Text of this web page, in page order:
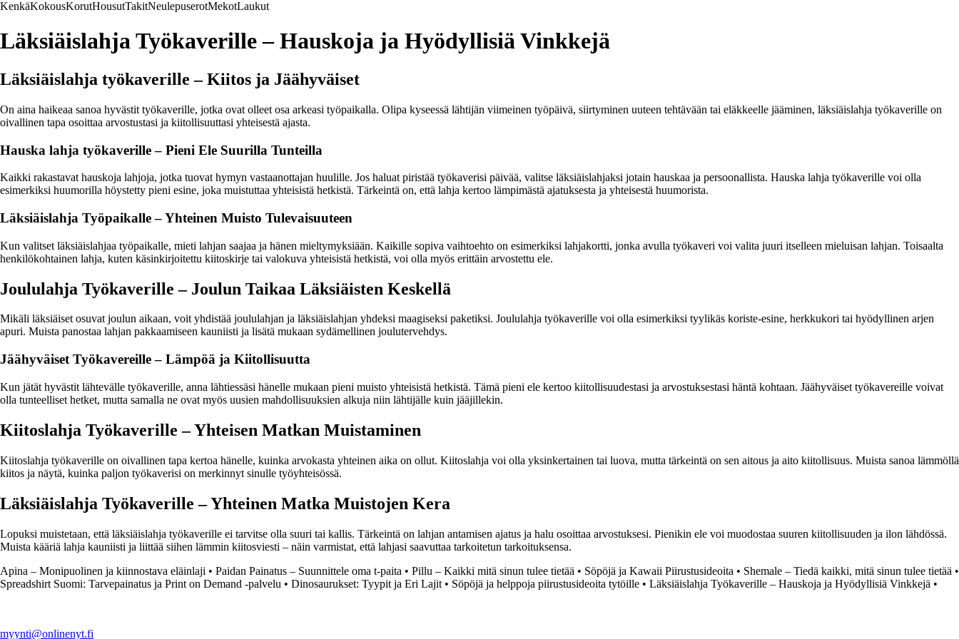
KenkäKokousKorutHousutTakitNeulepuserotMekotLaukut
Läksiäislahja Työkaverille – Hauskoja ja Hyödyllisiä Vinkkejä
Läksiäislahja työkaverille – Kiitos ja Jäähyväiset
On aina haikeaa sanoa hyvästit työkaverille, jotka ovat olleet osa arkeasi työpaikalla. Olipa kyseessä lähtijän viimeinen työpäivä, siirtyminen uuteen tehtävään tai eläkkeelle jääminen, läksiäislahja työkaverille on
oivallinen tapa osoittaa arvostustasi ja kiitollisuuttasi yhteisestä ajasta.
Hauska lahja työkaverille – Pieni Ele Suurilla Tunteilla
Kaikki rakastavat hauskoja lahjoja, jotka tuovat hymyn vastaanottajan huulille. Jos haluat piristää työkaverisi päivää, valitse läksiäislahjaksi jotain hauskaa ja persoonallista. Hauska lahja työkaverille voi olla
esimerkiksi huumorilla höystetty pieni esine, joka muistuttaa yhteisistä hetkistä. Tärkeintä on, että lahja kertoo lämpimästä ajatuksesta ja yhteisestä huumorista.
Läksiäislahja Työpaikalle – Yhteinen Muisto Tulevaisuuteen
Kun valitset läksiäislahjaa työpaikalle, mieti lahjan saajaa ja hänen mieltymyksiään. Kaikille sopiva vaihtoehto on esimerkiksi lahjakortti, jonka avulla työkaveri voi valita juuri itselleen mieluisan lahjan. Toisaalta
henkilökohtainen lahja, kuten käsinkirjoitettu kiitoskirje tai valokuva yhteisistä hetkistä, voi olla myös erittäin arvostettu ele.
Joululahja Työkaverille – Joulun Taikaa Läksiäisten Keskellä
Mikäli läksiäiset osuvat joulun aikaan, voit yhdistää joululahjan ja läksiäislahjan yhdeksi maagiseksi paketiksi. Joululahja työkaverille voi olla esimerkiksi tyylikäs koriste-esine, herkkukori tai hyödyllinen arjen
apuri. Muista panostaa lahjan pakkaamiseen kauniisti ja lisätä mukaan sydämellinen joulutervehdys.
Jäähyväiset Työkavereille – Lämpöä ja Kiitollisuutta
Kun jätät hyvästit lähtevälle työkaverille, anna lähtiessäsi hänelle mukaan pieni muisto yhteisistä hetkistä. Tämä pieni ele kertoo kiitollisuudestasi ja arvostuksestasi häntä kohtaan. Jäähyväiset työkavereille voivat
olla tunteelliset hetket, mutta samalla ne ovat myös uusien mahdollisuuksien alkuja niin lähtijälle kuin jääjillekin.
Kiitoslahja Työkaverille – Yhteisen Matkan Muistaminen
Kiitoslahja työkaverille on oivallinen tapa kertoa hänelle, kuinka arvokasta yhteinen aika on ollut. Kiitoslahja voi olla yksinkertainen tai luova, mutta tärkeintä on sen aitous ja aito kiitollisuus. Muista sanoa lämmöllä
kiitos ja näytä, kuinka paljon työkaverisi on merkinnyt sinulle työyhteisössä.
Läksiäislahja Työkaverille – Yhteinen Matka Muistojen Kera
Lopuksi muistetaan, että läksiäislahja työkaverille ei tarvitse olla suuri tai kallis. Tärkeintä on lahjan antamisen ajatus ja halu osoittaa arvostuksesi. Pienikin ele voi muodostaa suuren kiitollisuuden ja ilon lähdössä.
Muista kääriä lahja kauniisti ja liittää siihen lämmin kiitosviesti – näin varmistat, että lahjasi saavuttaa tarkoitetun tarkoituksensa.
Apina – Monipuolinen ja kiinnostava eläinlaji • Paidan Painatus – Suunnittele oma t-paita • Pillu – Kaikki mitä sinun tulee tietää • Söpöjä ja Kawaii Piirustusideoita • Shemale – Tiedä kaikki, mitä sinun tulee tietää •
Spreadshirt Suomi: Tarvepainatus ja Print on Demand -palvelu • Dinosaurukset: Tyypit ja Eri Lajit • Söpöjä ja helppoja piirustusideoita tytöille • Läksiäislahja Työkaverille – Hauskoja ja Hyödyllisiä Vinkkejä •
myynti@onlinenyt.fi